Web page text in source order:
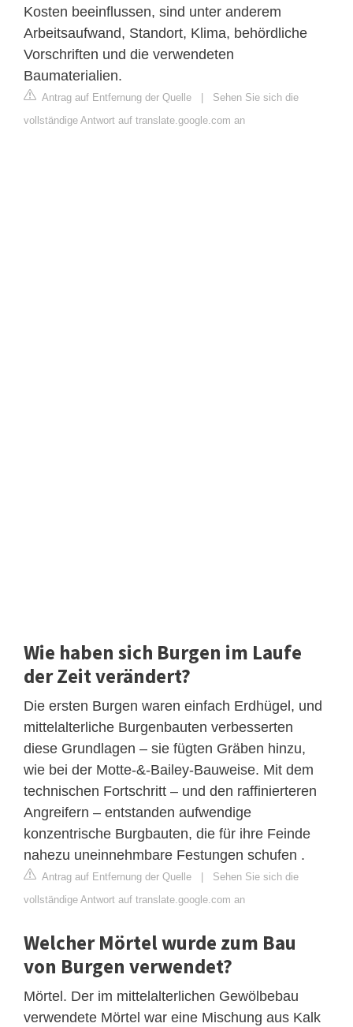
Kosten beeinflussen, sind unter anderem
Arbeitsaufwand, Standort, Klima, behördliche
Vorschriften und die verwendeten
Baumaterialien.
Antrag auf Entfernung der Quelle | Sehen Sie sich die
vollständige Antwort auf translate.google.com an
Wie haben sich Burgen im Laufe
der Zeit verändert?
Die ersten Burgen waren einfach Erdhügel, und
mittelalterliche Burgenbauten verbesserten
diese Grundlagen – sie fügten Gräben hinzu,
wie bei der Motte-&-Bailey-Bauweise. Mit dem
technischen Fortschritt – und den raffinierteren
Angreifern – entstanden aufwendige
konzentrische Burgbauten, die für ihre Feinde
nahezu uneinnehmbare Festungen schufen .
Antrag auf Entfernung der Quelle | Sehen Sie sich die
vollständige Antwort auf translate.google.com an
Welcher Mörtel wurde zum Bau
von Burgen verwendet?
Mörtel. Der im mittelalterlichen Gewölbebau
verwendete Mörtel war eine Mischung aus Kalk